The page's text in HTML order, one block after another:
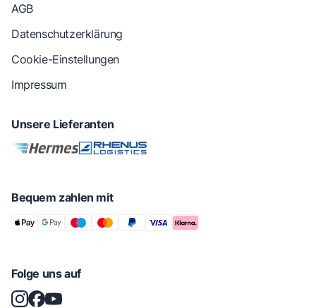
AGB
Datenschutzerklärung
Cookie-Einstellungen
Impressum
Unsere Lieferanten
Bequem zahlen mit
Folge uns auf